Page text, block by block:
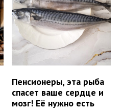
Пенсионеры, эта рыба
спасет ваше сердце и
мозг! Её нужно есть